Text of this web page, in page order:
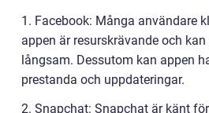
1. Facebook: Många användare
appen är resurskrävande och
långsam. Dessutom kan appen
prestanda och uppdateringar.
2. Snapchat: Snapchat är känt